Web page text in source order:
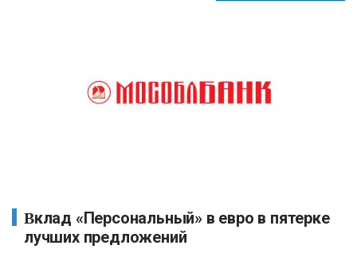
Вклад «Персональный» в евро в пятерке
лучших предложений